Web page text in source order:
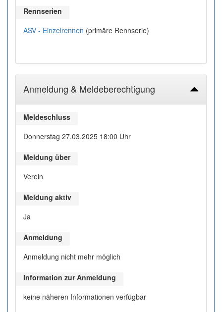
Rennserien
ASV - Einzelrennen (primäre Rennserie)
Anmeldung & Meldeberechtigung
Meldeschluss
Donnerstag 27.03.2025 18:00 Uhr
Meldung über
Verein
Meldung aktiv
Ja
Anmeldung
Anmeldung nicht mehr möglich
Information zur Anmeldung
keine näheren Informationen verfügbar